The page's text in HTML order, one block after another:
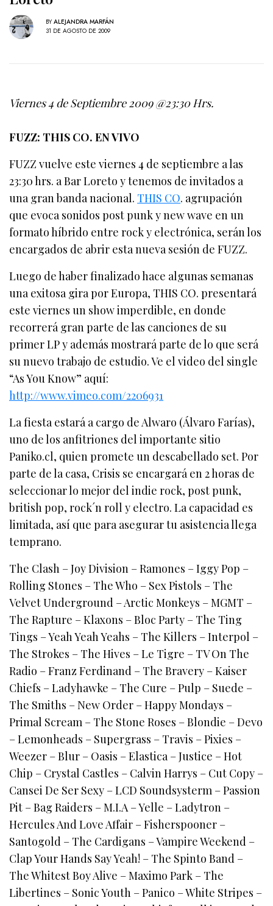
BY ALEJANDRA MARFÁN
31 DE AGOSTO DE 2009
Viernes 4 de Septiembre 2009 @23:30 Hrs.
FUZZ: THIS CO. EN VIVO
FUZZ vuelve este viernes 4 de septiembre a las
23:30 hrs. a Bar Loreto y tenemos de invitados a
una gran banda nacional. THIS CO. agrupación
que evoca sonidos post punk y new wave en un
formato híbrido entre rock y electrónica, serán los
encargados de abrir esta nueva sesión de FUZZ.
Luego de haber finalizado hace algunas semanas
una exitosa gira por Europa, THIS CO. presentará
este viernes un show imperdible, en donde
recorrerá gran parte de las canciones de su
primer LP y además mostrará parte de lo que será
su nuevo trabajo de estudio. Ve el video del single
“As You Know” aquí:
http://www.vimeo.com/2206931
La fiesta estará a cargo de Alwaro (Álvaro Farías),
uno de los anfitriones del importante sitio
Paniko.cl, quien promete un descabellado set. Por
parte de la casa, Crisis se encargará en 2 horas de
seleccionar lo mejor del indie rock, post punk,
british pop, rock´n roll y electro. La capacidad es
limitada, así que para asegurar tu asistencia llega
temprano.
The Clash – Joy Division – Ramones – Iggy Pop –
Rolling Stones – The Who – Sex Pistols – The
Velvet Underground – Arctic Monkeys – MGMT –
The Rapture – Klaxons – Bloc Party – The Ting
Tings – Yeah Yeah Yeahs – The Killers – Interpol –
The Strokes – The Hives – Le Tigre – TV On The
Radio – Franz Ferdinand – The Bravery – Kaiser
Chiefs – Ladyhawke – The Cure – Pulp – Suede –
The Smiths – New Order – Happy Mondays –
Primal Scream – The Stone Roses – Blondie – Devo
– Lemonheads – Supergrass – Travis – Pixies –
Weezer – Blur – Oasis – Elastica – Justice – Hot
Chip – Crystal Castles – Calvin Harrys – Cut Copy –
Cansei De Ser Sexy – LCD Soundsysterm – Passion
Pit – Bag Raiders – M.I.A – Yelle – Ladytron –
Hercules And Love Affair – Fisherspooner –
Santogold – The Cardigans – Vampire Weekend –
Clap Your Hands Say Yeah! – The Spinto Band –
The Whitest Boy Alive – Maximo Park – The
Libertines – Sonic Youth – Panico – White Stripes –